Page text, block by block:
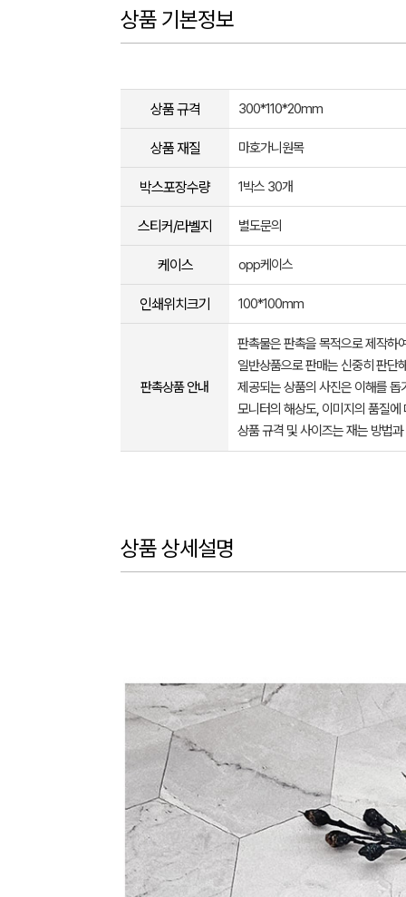
상품 기본정보
상품 규격 300*110*20mm
상품 재질 마호가니원목
박스포장수량 1박스 30개
스티커/라벨지 별도문의
케이스 opp케이스
인쇄위치크기 100*100mm
판촉상품 안내
판촉물은 판촉을 목적으로 제작하
일반상품으로 판매는 신중히 판단
제공되는 상품의 사진은 이해를
모니터의 해상도, 이미지의 품질
상품 규격 및 사이즈는 재는 방법
상품 상세설명